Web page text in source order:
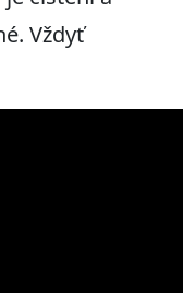
Vždyť